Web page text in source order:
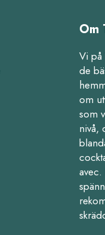
Om
Vi på
de
om
som
nivå,